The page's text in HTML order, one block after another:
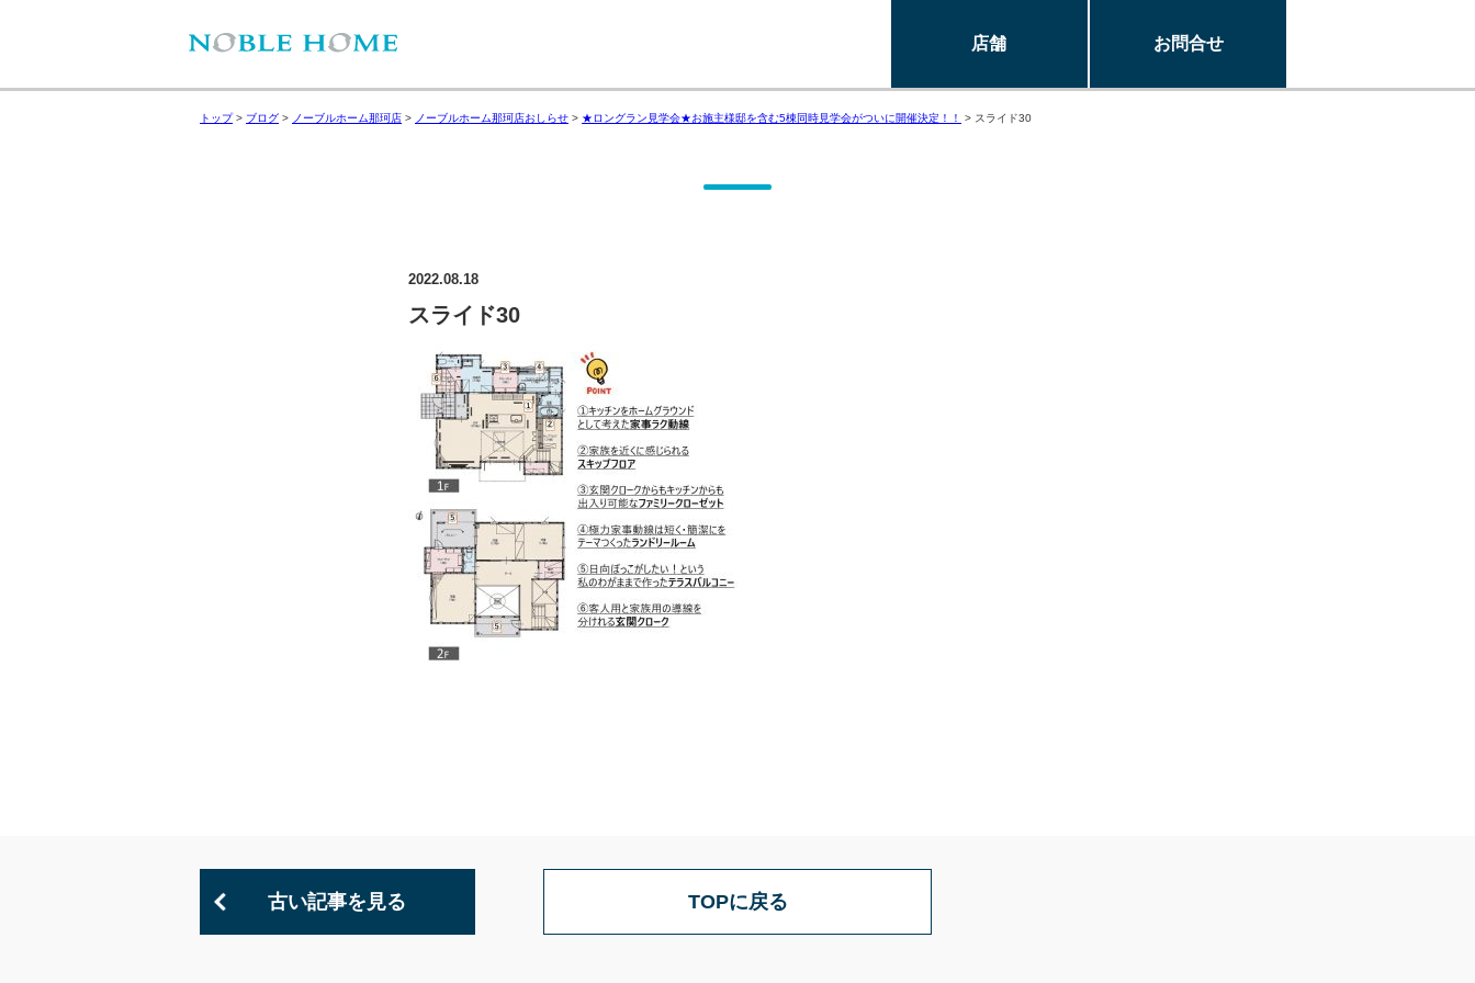
店舗 お問合せ
トップ> ブログ > ノーブルホーム那珂店 > ノーブルホーム那珂店おしらせ > ★ロングラン見学会★お施主様邸を含む5棟同時見学会がついに開催決定！！ > スライド30
2022.08.18
スライド30
古い記事を見る TOPに戻る